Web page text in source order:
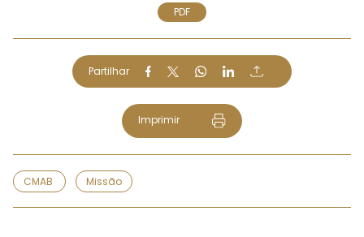
PDF
Partilhar
Imprimir
CMAB Missão